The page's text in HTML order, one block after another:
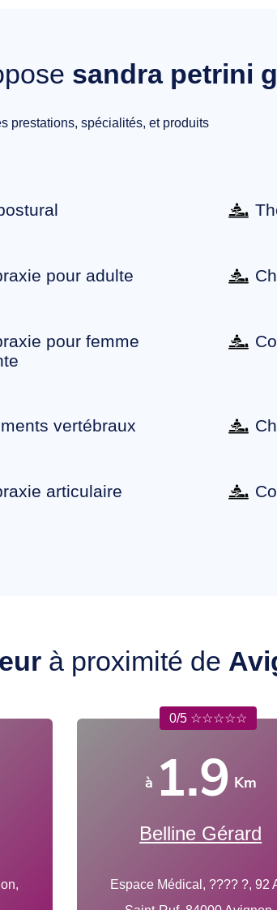
sandra petrini
prestations, spécialités, et produits
pour adulte
pour femme
vertébraux
articulaire
à proximité de
0/5 ☆☆☆☆☆
à 1.9 Km
Belline Gérard
Espace Médical, ???? ?, 92